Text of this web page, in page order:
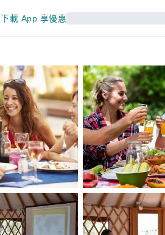
下載 App 享優惠